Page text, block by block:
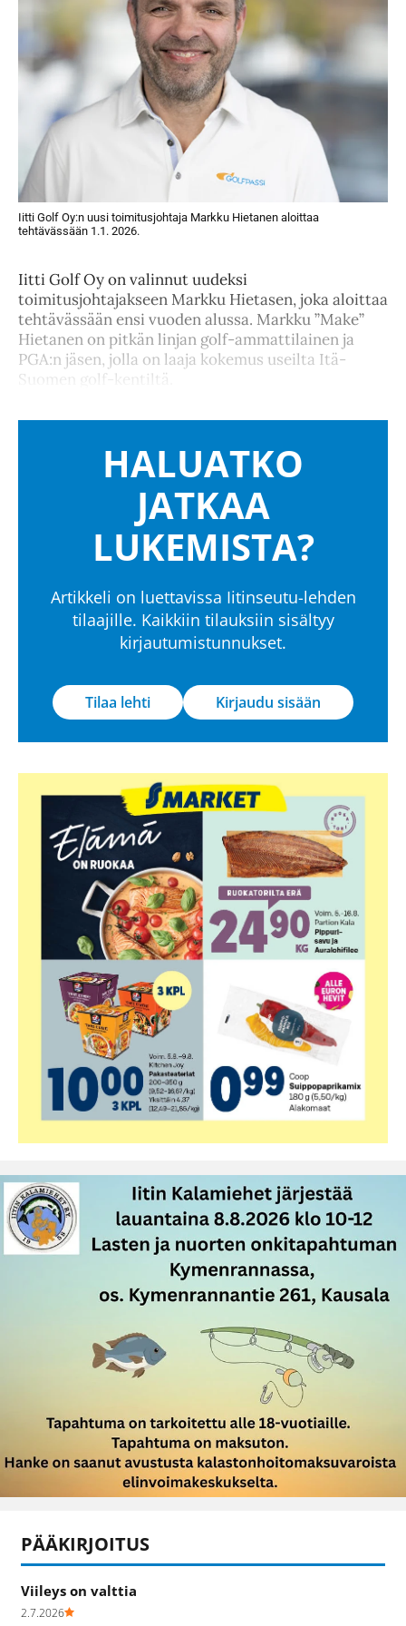
Iitti Golf Oy:n uusi toimitusjohtaja Markku Hietanen aloittaa
tehtävässään 1.1. 2026.
Iitti Golf Oy on valinnut uudeksi
toimitusjohtajakseen Markku Hietasen, joka aloittaa
tehtävässään ensi vuoden alussa. Markku ”Make”
Hietanen on pitkän linjan golf-ammattilainen ja
PGA:n jäsen, jolla on laaja kokemus useilta Itä-
Suomen golf-kentiltä.
HALUATKO
JATKAA
LUKEMISTA?
Artikkeli on luettavissa Iitinseutu-lehden
tilaajille. Kaikkiin tilauksiin sisältyy
kirjautumistunnukset.
Tilaa lehti Kirjaudu sisään
PÄÄKIRJOITUS
Viileys on valttia
2.7.2026